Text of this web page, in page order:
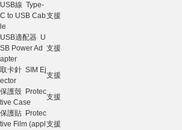
USB線 Type-
C to USB Cab
le
支援
USB適配器 U
SB Power Ad
apter
支援
取卡針 SIM Ej
ector
支援
保護殼 Protec
tive Case
支援
保護貼 Protec
tive Film (appl 支援